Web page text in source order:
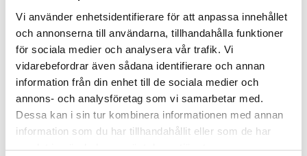
Vi använder enhetsidentifierare för att anpassa innehållet
och annonserna till användarna, tillhandahålla funktioner
för sociala medier och analysera vår trafik. Vi
vidarebefordrar även sådana identifierare och annan
information från din enhet till de sociala medier och
annons- och analysföretag som vi samarbetar med.
Dessa kan i sin tur kombinera informationen med annan
information som du har tillhandahållit eller som de har
samlat in när du har använt deras tjänster.
för 1/4“ bits på en fästkedja Extra bithållare för 1/4"-
bits i en arm Kort utförande, armlängd total: 44 mm
Vikt: 65 g 10 profiler.
Artikelnr: KN1102
Finns i lager (6 st)
Inkl. moms: 350 kr
Lägg i varukorgen